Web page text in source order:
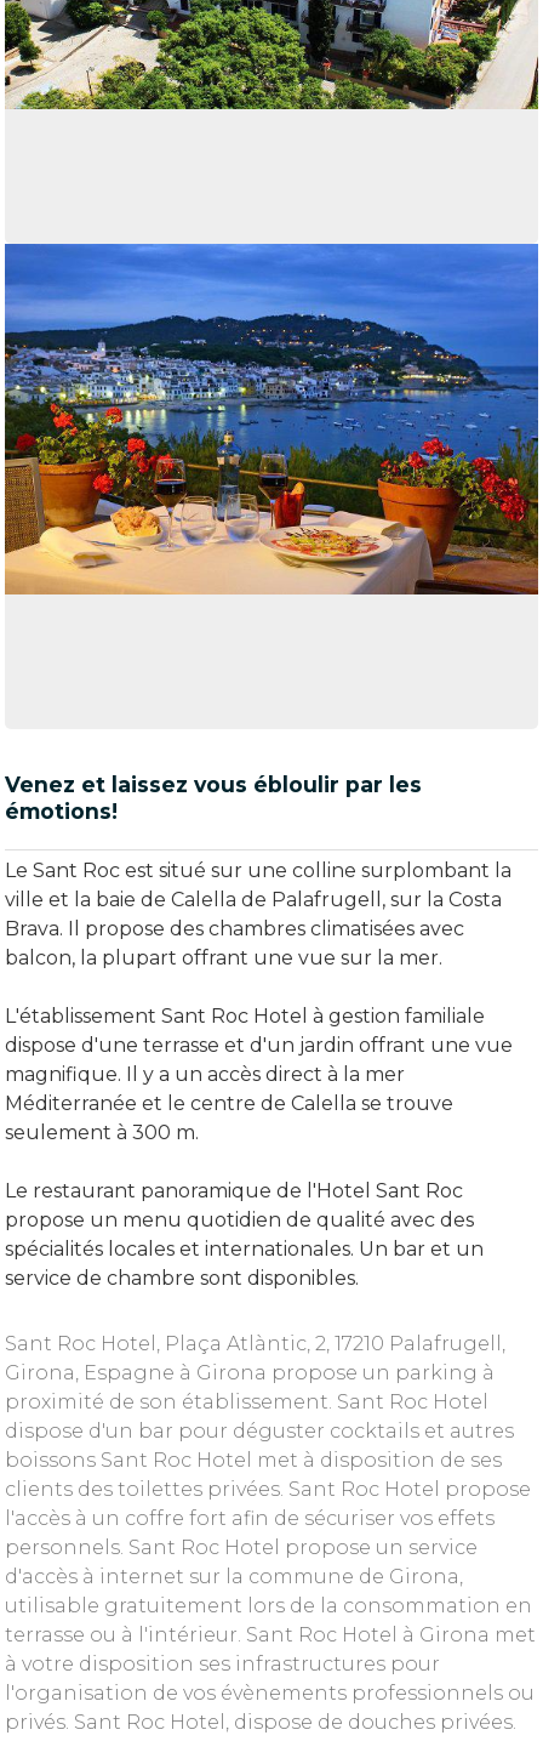
Venez et laissez vous ébloulir par les
émotions!
Le Sant Roc est situé sur une colline surplombant la
ville et la baie de Calella de Palafrugell, sur la Costa
Brava. Il propose des chambres climatisées avec
balcon, la plupart offrant une vue sur la mer.
L'établissement Sant Roc Hotel à gestion familiale
dispose d'une terrasse et d'un jardin offrant une vue
magnifique. Il y a un accès direct à la mer
Méditerranée et le centre de Calella se trouve
seulement à 300 m.
Le restaurant panoramique de l'Hotel Sant Roc
propose un menu quotidien de qualité avec des
spécialités locales et internationales. Un bar et un
service de chambre sont disponibles.
Sant Roc Hotel, Plaça Atlàntic, 2, 17210 Palafrugell,
Girona, Espagne à Girona propose un parking à
proximité de son établissement. Sant Roc Hotel
dispose d'un bar pour déguster cocktails et autres
boissons Sant Roc Hotel met à disposition de ses
clients des toilettes privées. Sant Roc Hotel propose
l'accès à un coffre fort afin de sécuriser vos effets
personnels. Sant Roc Hotel propose un service
d'accès à internet sur la commune de Girona,
utilisable gratuitement lors de la consommation en
terrasse ou à l'intérieur. Sant Roc Hotel à Girona met
à votre disposition ses infrastructures pour
l'organisation de vos évènements professionnels ou
privés. Sant Roc Hotel, dispose de douches privées.